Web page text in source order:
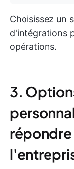
Choisissez un
d'intégrations
opérations.
3.
répondre